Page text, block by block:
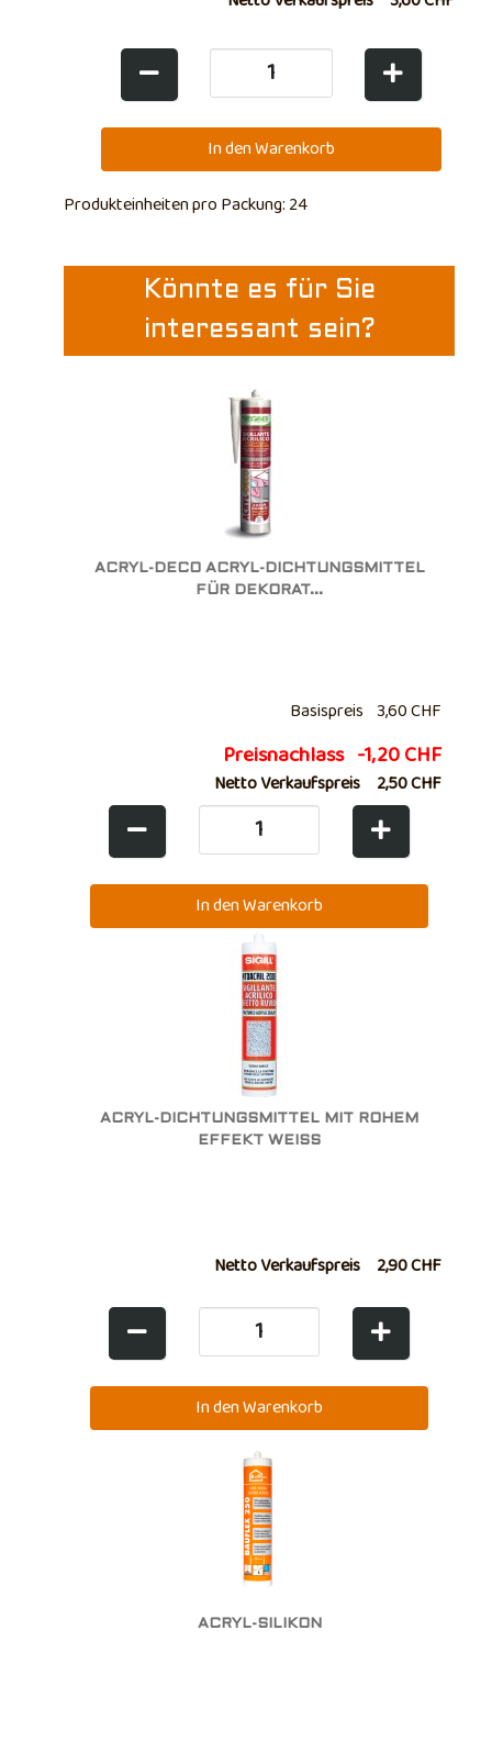
Produkteinheiten pro Packung: 24
Könnte es für Sie
interessant sein?
ACRYL-DECO ACRYL-DICHTUNGSMITTEL
FÜR DEKORAT...
Basispreis 3,60 CHF
Preisnachlass -1,20 CHF
Netto Verkaufspreis 2,50 CHF
ACRYL-DICHTUNGSMITTEL MIT ROHEM
EFFEKT WEISS
Netto Verkaufspreis 2,90 CHF
ACRYL-SILIKON